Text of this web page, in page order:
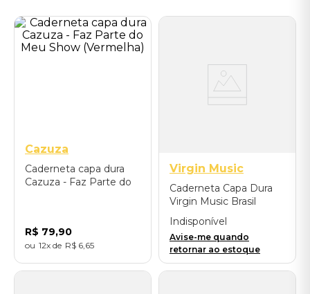
Cazuza
Caderneta capa dura
Cazuza - Faz Parte do
R$ 79,90
12 R$ 6 65
Virgin Music
Caderneta Capa Dura
Virgin Music Brasil
Legendary 1972 -
Vermelha
Indisponível
Avise-me quando
retornar ao estoque